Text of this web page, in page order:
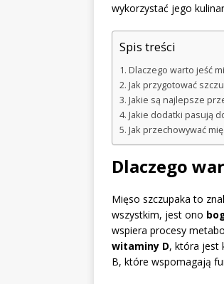
wykorzystać jego
Spis treści
Dlaczego warto jeść
Jak przygotować
Jakie są najlepsze
Jakie dodatki pasują
Jak przechowywać
Dlaczego
Mięso szczupaka to
wszystkim, jest ono
wspiera procesy
witaminy D, która jest
B, które wspomagają